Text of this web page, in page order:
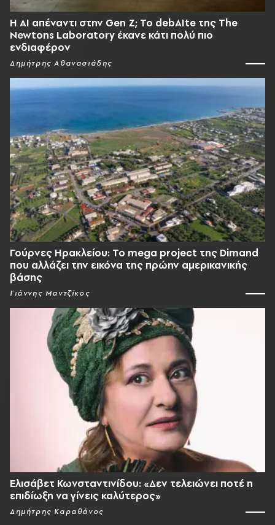
Η AI απέναντι στην Gen Z; Το debAIte της The
Newtons Laboratory έκανε κάτι πολύ πιο
ενδιαφέρον
Δημήτρης Αθανασιάδης
Γούρνες Ηρακλείου: To mega project της Dimand
που αλλάζει την εικόνα της πρώην αμερικανικής
βάσης
Γιάννης Μαντζίκος
Ελισάβετ Κωνσταντινίδου: «Δεν τελειώνει ποτέ η
επιδίωξη να γίνεις καλύτερος»
Δημήτρης Καραθάνος